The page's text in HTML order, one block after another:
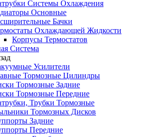
Системы Охлаждения
Основные
Бачки
Охлаждающей Жидкости
Корпусы Термостатов
Система
Усилители
Тормозные Цилиндры
Тормозные Задние
Тормозные Передние
Трубки Тормозные
Тормозных Дисков
Задние
Передние